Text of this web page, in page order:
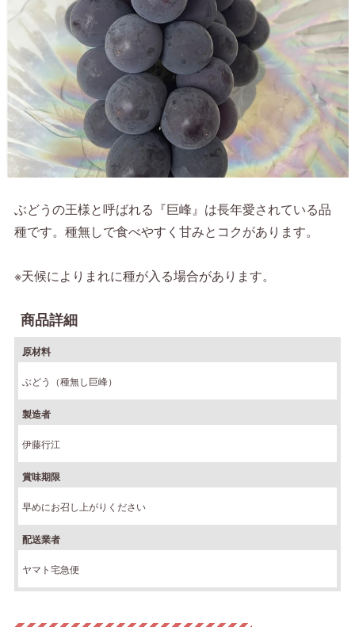
ぶどうの王様と呼ばれる『巨峰』は長年愛されている品
種です。種無しで食べやすく甘みとコクがあります。
※天候によりまれに種が入る場合があります。
商品詳細
原材料
ぶどう（種無し巨峰）
製造者
伊藤行江
賞味期限
早めにお召し上がりください
配送業者
ヤマト宅急便